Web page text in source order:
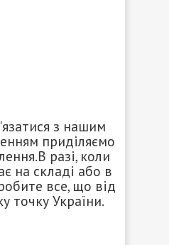
з нашим
приділяємо
разі, коли
на складі або в
все, що від
точку України.